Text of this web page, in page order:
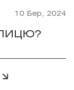
10 Бер, 2024